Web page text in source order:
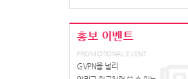
홍보 이벤트
PROMOTIONAL EVENT
GVPN을 널리